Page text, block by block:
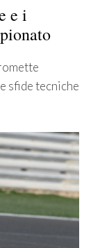
e i
sfide tecniche